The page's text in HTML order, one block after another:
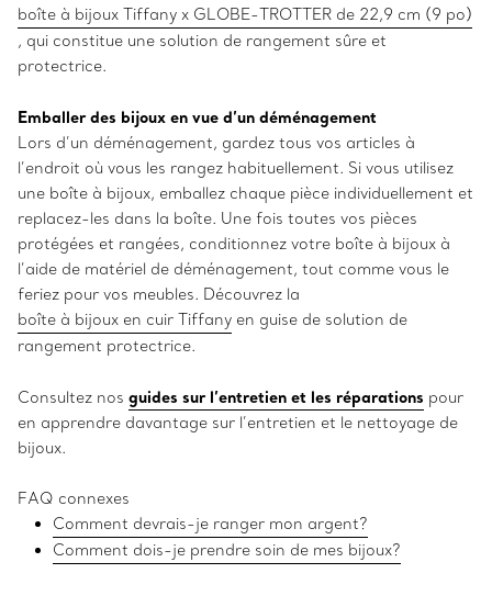
boîte à bijoux Tiffany x GLOBE-TROTTER de 22,9 cm (9 po)
, qui constitue une solution de rangement sûre et
protectrice.
Emballer des bijoux en vue d’un déménagement
Lors d’un déménagement, gardez tous vos articles à
l’endroit où vous les rangez habituellement. Si vous utilisez
une boîte à bijoux, emballez chaque pièce individuellement et
replacez-les dans la boîte. Une fois toutes vos pièces
protégées et rangées, conditionnez votre boîte à bijoux à
l’aide de matériel de déménagement, tout comme vous le
feriez pour vos meubles. Découvrez la
boîte à bijoux en cuir Tiffany en guise de solution de
rangement protectrice.
Consultez nos guides sur l’entretien et les réparations pour
en apprendre davantage sur l’entretien et le nettoyage de
bijoux.
FAQ connexes
Comment devrais-je ranger mon argent?
Comment dois-je prendre soin de mes bijoux?